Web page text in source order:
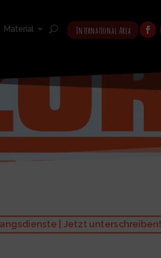
Material International Area
| Jetzt unterschreiben!